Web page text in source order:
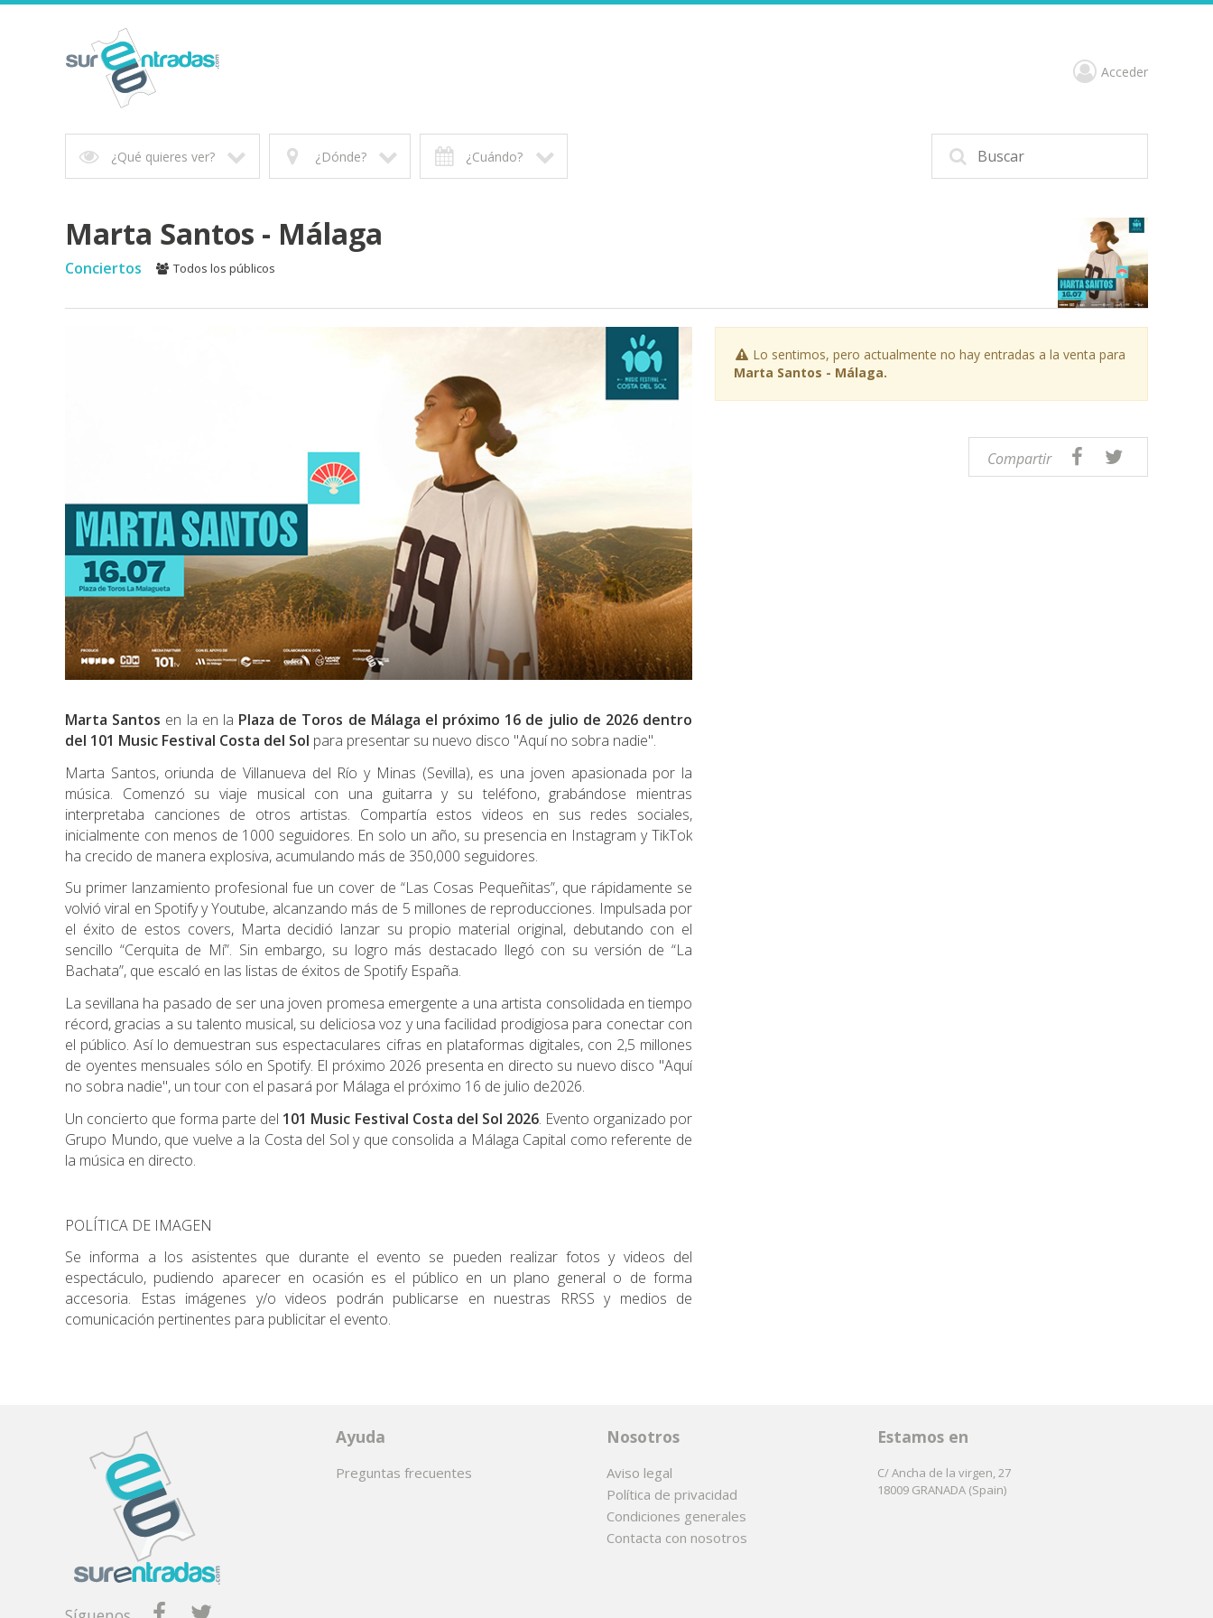
Acceder
¿Qué quieres ver? ¿Dónde? ¿Cuándo?
Marta Santos - Málaga
Conciertos Todos los públicos
Marta Santos en la en la Plaza de Toros de Málaga el próximo 16 de julio de 2026 dentro
del 101 Music Festival Costa del Sol para presentar su nuevo disco "Aquí no sobra nadie".
Marta Santos, oriunda de Villanueva del Río y Minas (Sevilla), es una joven apasionada por la
música. Comenzó su viaje musical con una guitarra y su teléfono, grabándose mientras
interpretaba canciones de otros artistas. Compartía estos videos en sus redes sociales,
inicialmente con menos de 1000 seguidores. En solo un año, su presencia en Instagram y TikTok
ha crecido de manera explosiva, acumulando más de 350,000 seguidores.
Su primer lanzamiento profesional fue un cover de “Las Cosas Pequeñitas”, que rápidamente se
volvió viral en Spotify y Youtube, alcanzando más de 5 millones de reproducciones. Impulsada por
el éxito de estos covers, Marta decidió lanzar su propio material original, debutando con el
sencillo “Cerquita de Mí”. Sin embargo, su logro más destacado llegó con su versión de “La
Bachata”, que escaló en las listas de éxitos de Spotify España.
La sevillana ha pasado de ser una joven promesa emergente a una artista consolidada en tiempo
récord, gracias a su talento musical, su deliciosa voz y una facilidad prodigiosa para conectar con
el público. Así lo demuestran sus espectaculares cifras en plataformas digitales, con 2,5 millones
de oyentes mensuales sólo en Spotify. El próximo 2026 presenta en directo su nuevo disco "Aquí
no sobra nadie", un tour con el pasará por Málaga el próximo 16 de julio de2026.
Un concierto que forma parte del 101 Music Festival Costa del Sol 2026. Evento organizado por
Grupo Mundo, que vuelve a la Costa del Sol y que consolida a Málaga Capital como referente de
la música en directo.
POLÍTICA DE IMAGEN
Se informa a los asistentes que durante el evento se pueden realizar fotos y videos del
espectáculo, pudiendo aparecer en ocasión es el público en un plano general o de forma
accesoria. Estas imágenes y/o videos podrán publicarse en nuestras RRSS y medios de
comunicación pertinentes para publicitar el evento.
Lo sentimos, pero actualmente no hay entradas a la venta para
Marta Santos - Málaga.
Compartir
Ayuda
Preguntas frecuentes
Nosotros
Aviso legal
Política de privacidad
Condiciones generales
Contacta con nosotros
Estamos en
C/ Ancha de la virgen, 27
18009 GRANADA (Spain)